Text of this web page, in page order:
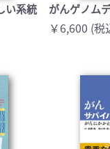
い系統
がんゲノム
￥6,600 (税